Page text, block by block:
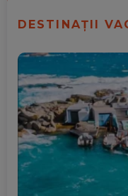
DESTINAȚII